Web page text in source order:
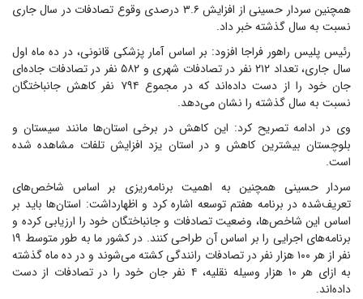
همچنین سردار حسینی از افزایش ۳.۶ درصدی وقوع تصادفات در سال جاری
نسبت به سال گذشته خبر داد.
رئیس پلیس راهور فراجا افزود: بر اساس آمار پزشکی قانونی، در ده ماه اول
سال جاری، تعداد ۲۱۲ نفر در تصادفات شهری و ۵۸۲ نفر در تصادفات جاده‌ای
جان خود را از دست داده‌اند که در مجموع ۷۹۴ نفر کاهش جانباختگان
نسبت به سال گذشته را نشان می‌دهد.
وی در ادامه تصریح کرد: این کاهش در برخی استان‌ها مانند سیستان و
بلوچستان بیشترین کاهش و در استان یزد افزایش تلفات مشاهده شده
است.
سردار حسینی همچنین به اهمیت برنامه‌ریزی بر اساس شاخص‌های
تعریف‌شده در برنامه هفتم توسعه اشاره کرد و اظهارداشت: استان‌ها باید بر
اساس این شاخص‌ها، وضعیت تصادفات و جانباختگان خود را ارزیابی کرده و
برنامه‌های اجرایی را بر اساس آن طراحی کنند. در کشور ما به طور متوسط ۱۹
نفر از هر ۱۰۰ هزار نفر در تصادفات رانندگی کشته می‌شوند و در ده ماه گذشته
به ازای هر ۱۰ هزار وسیله نقلیه، ۴ نفر جان خود را در تصادفات از دست
داده‌اند.